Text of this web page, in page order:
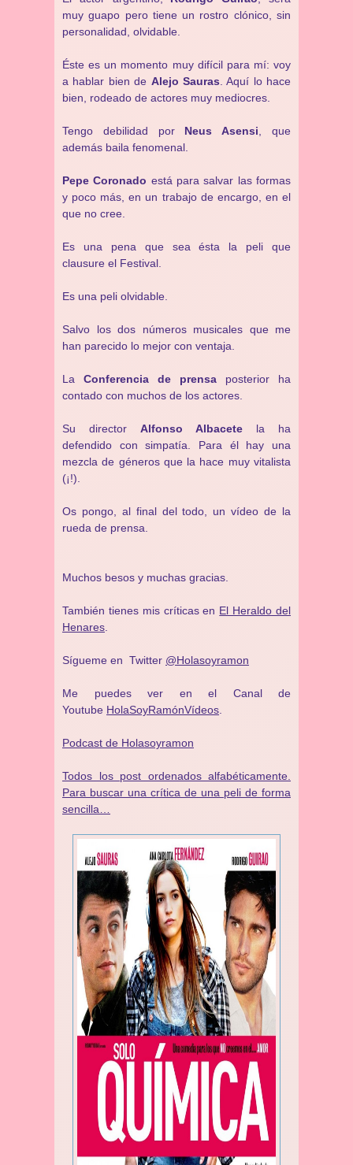
muy guapo pero tiene un rostro clónico, sin
personalidad, olvidable.
Éste es un momento muy difícil para mí: voy
a hablar bien de Alejo Sauras . Aquí lo hace
bien, rodeado de actores muy mediocres.
Tengo debilidad por Neus Asensi , que
además baila fenomenal.
Pepe Coronado está para salvar las formas
y poco más, en un trabajo de encargo, en el
que no cree.
Es una pena que sea ésta la peli que
clausure el Festival.
Es una peli olvidable.
Salvo los dos números musicales que me
han parecido lo mejor con ventaja.
La Conferencia de prensa posterior ha
contado con muchos de los actores.
Su director Alfonso Albacete la ha
defendido con simpatía. Para él hay una
mezcla de géneros que la hace muy vitalista
(¡!).
Os pongo, al final del todo, un vídeo de la
rueda de prensa.
Muchos besos y muchas gracias.
También tienes mis críticas en El Heraldo del
Henares
Sígueme en Twitter @Holasoyramon
Me puedes ver en el Canal de
Youtube HolaSoyRamónVídeos
Podcast de Holasoyramon
Todos los post ordenados alfabéticamente.
Para buscar una crítica de una peli de forma
sencilla…